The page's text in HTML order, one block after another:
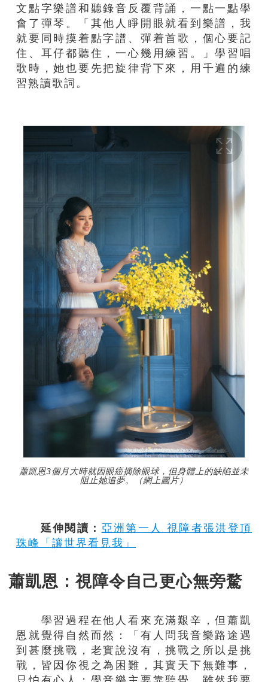
文點字樂譜和聽錄音反覆背誦，一點一點學
會了彈琴。「其他人睜開眼就看到樂譜，我
就要同時摸着點字譜、彈着首歌，個心要記
住、耳仔都聽住，一心幾用練習。」學習唱
歌時，她也要先把旋律背下來，用千遍的練
習熟讀歌詞。
蕭凱恩3個月大時就因眼癌摘除眼球，但身體上的缺陷並未
阻止她追夢。（網上圖片）
延伸閱讀： 亞洲第一人 視障者張洪登頂
珠峰「讓世界看見我」
蕭凱恩：視障令自己更心無旁騖
學習過程在他人看來充滿艱辛，但蕭凱
恩就覺得自然而然：「有人問我音樂路途遇
到甚麼挑戰，老實說沒有，挑戰之所以是挑
戰，皆因你視之為困難，其實天下無難事，